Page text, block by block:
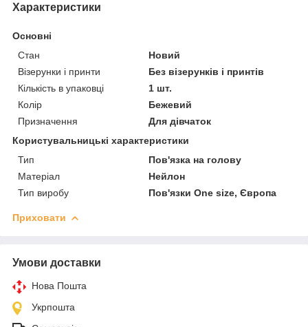
Характеристики
Основні
Стан
Новий
Візерунки і принти
Без візерунків і принтів
Кількість в упаковці
1 шт.
Колір
Бежевий
Призначення
Для дівчаток
Користувальницькі характеристики
Тип
Пов'язка на голову
Матеріал
Нейлон
Тип виробу
Пов'язки One size, Європа
Приховати
Умови доставки
Нова Пошта
Укрпошта